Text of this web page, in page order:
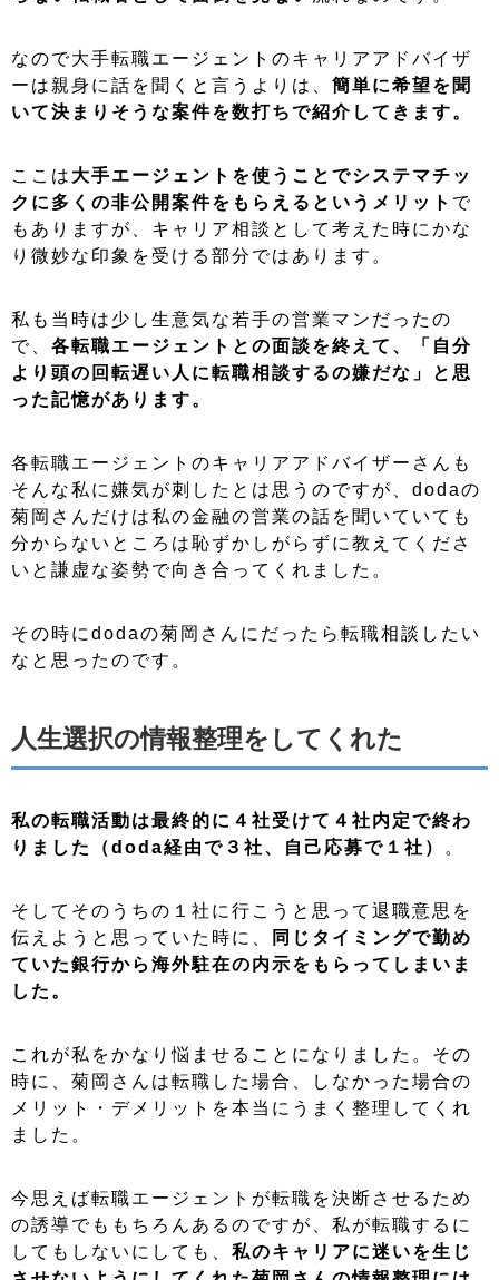
なので大手転職エージェントのキャリアアドバイザ
ーは親身に話を聞くと言うよりは、 簡単に希望を聞
いて決まりそうな案件を数打ちで紹介してきます。
ここは 大手エージェントを使うことでシステマチッ
クに多くの非公開案件をもらえるというメリット で
もありますが、キャリア相談として考えた時にかな
り微妙な印象を受ける部分ではあります。
私も当時は少し生意気な若手の営業マンだったの
で、 各転職エージェントとの面談を終えて、「自分
より頭の回転遅い人に転職相談するの嫌だな」と思
った記憶があります。
各転職エージェントのキャリアアドバイザーさんも
そんな私に嫌気が刺したとは思うのですが、dodaの
菊岡さんだけは私の金融の営業の話を聞いていても
分からないところは恥ずかしがらずに教えてくださ
いと謙虚な姿勢で向き合ってくれました。
その時にdodaの菊岡さんにだったら転職相談したい
なと思ったのです。
人生選択の情報整理をしてくれた
私の転職活動は最終的に４社受けて４社内定で終わ
りました（doda経由で３社、自己応募で１社）
。
そしてそのうちの１社に行こうと思って退職意思を
伝えようと思っていた時に、
同じタイミングで勤め
ていた銀行から海外駐在の内示をもらってしまいま
した。
これが私をかなり悩ませることになりました。その
時に、菊岡さんは転職した場合、しなかった場合の
メリット・デメリットを本当にうまく整理してくれ
ました。
今思えば転職エージェントが転職を決断させるため
の誘導でももちろんあるのですが、私が転職するに
してもしないにしても、 私のキャリアに迷いを生じ